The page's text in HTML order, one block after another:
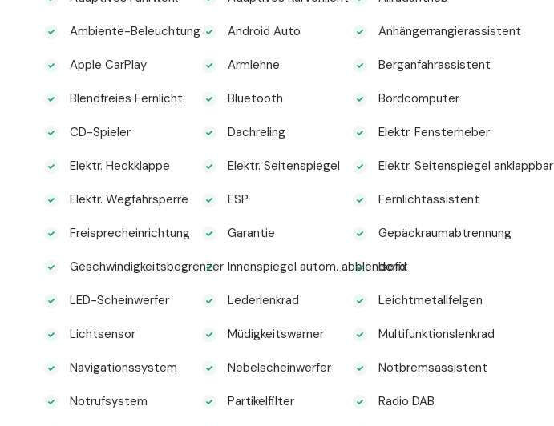
Ambiente-Beleuchtung Android Auto Anhängerrangierassistent
Apple CarPlay Armlehne Berganfahrassistent
Blendfreies Fernlicht Bluetooth Bordcomputer
CD-Spieler Dachreling Elektr. Fensterheber
Elektr. Heckklappe Elektr. Seitenspiegel Elektr. Seitenspiegel anklappbar
Elektr. Wegfahrsperre ESP Fernlichtassistent
Freisprecheinrichtung Garantie Gepäckraumabtrennung
Geschwindigkeitsbegrenzer Innenspiegel autom. abblendend
Isofix
LED-Scheinwerfer Lederlenkrad Leichtmetallfelgen
Lichtsensor Müdigkeitswarner Multifunktionslenkrad
Navigationssystem Nebelscheinwerfer Notbremsassistent
Notrufsystem Partikelfilter Radio DAB